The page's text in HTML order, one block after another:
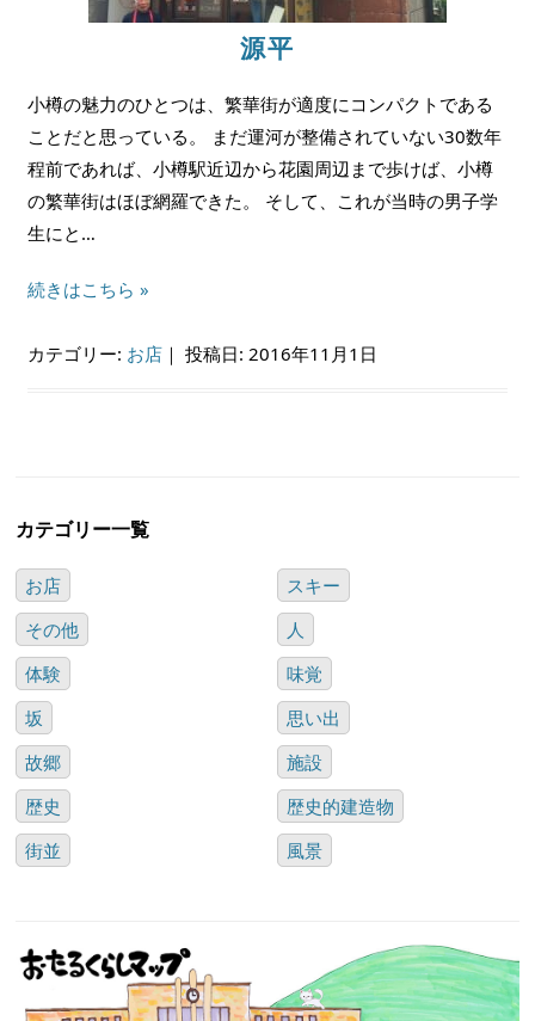
源平
小樽の魅力のひとつは、繁華街が適度にコンパクトである
ことだと思っている。 まだ運河が整備されていない30数年
程前であれば、小樽駅近辺から花園周辺まで歩けば、小樽
の繁華街はほぼ網羅できた。 そして、これが当時の男子学
生にと…
続きはこちら »
カテゴリー: お店 ｜投稿日: 2016年11月1日
カテゴリー一覧
お店
スキー
その他
人
体験
味覚
坂
思い出
故郷
施設
歴史
歴史的建造物
街並
風景